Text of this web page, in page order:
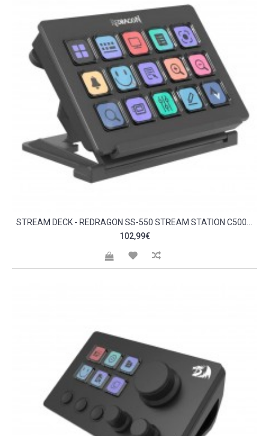
102,99€